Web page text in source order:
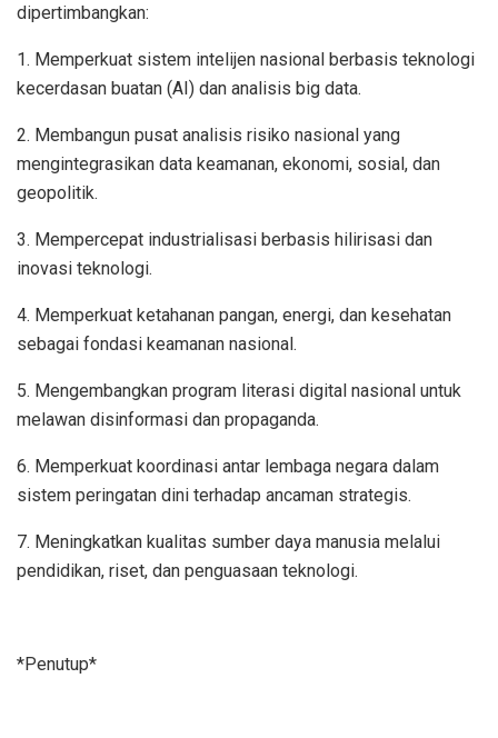
dipertimbangkan:
1. Memperkuat sistem intelijen nasional berbasis teknologi
kecerdasan buatan (AI) dan analisis big data.
2. Membangun pusat analisis risiko nasional yang
mengintegrasikan data keamanan, ekonomi, sosial, dan
geopolitik.
3. Mempercepat industrialisasi berbasis hilirisasi dan
inovasi teknologi.
4. Memperkuat ketahanan pangan, energi, dan kesehatan
sebagai fondasi keamanan nasional.
5. Mengembangkan program literasi digital nasional untuk
melawan disinformasi dan propaganda.
6. Memperkuat koordinasi antar lembaga negara dalam
sistem peringatan dini terhadap ancaman strategis.
7. Meningkatkan kualitas sumber daya manusia melalui
pendidikan, riset, dan penguasaan teknologi.
*Penutup*